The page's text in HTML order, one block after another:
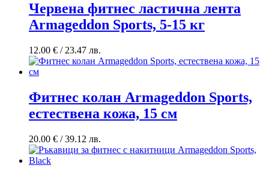
Червена фитнес ластична лента
Armageddon Sports, 5-15 кг
12.00 € / 23.47 лв.
Фитнес колан Armageddon Sports,
естествена кожа, 15 см
20.00 € / 39.12 лв.